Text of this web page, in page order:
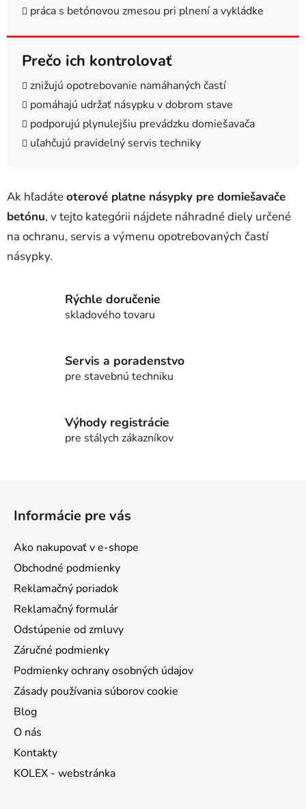
práca s betónovou zmesou pri plnení a vykládke
Prečo ich kontrolovať
znižujú opotrebovanie namáhaných častí
pomáhajú udržať násypku v dobrom stave
podporujú plynulejšiu prevádzku domiešavača
uľahčujú pravidelný servis techniky
Ak hľadáteoterové platne násypky pre domiešavače
betónu, v tejto kategórii nájdete náhradné diely určené
na ochranu, servis a výmenu opotrebovaných častí
násypky.
Rýchle doručenie
skladového tovaru
Servis a poradenstvo
pre stavebnú techniku
Výhody registrácie
pre stálych zákazníkov
Informácie pre vás
Ako nakupovať v e-shope
Obchodné podmienky
Reklamačný poriadok
Reklamačný formulár
Odstúpenie od zmluvy
Záručné podmienky
Podmienky ochrany osobných údajov
Zásady používania súborov cookie
Blog
O nás
Kontakty
KOLEX - webstránka